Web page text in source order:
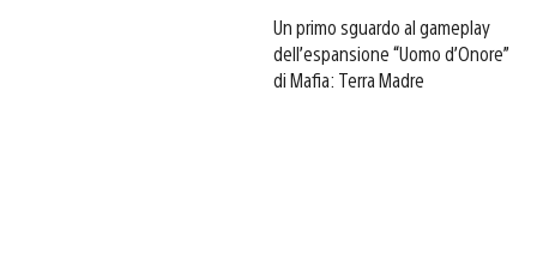
Un primo sguardo al gameplay
dell’espansione “Uomo d’Onore”
di Mafia: Terra Madre